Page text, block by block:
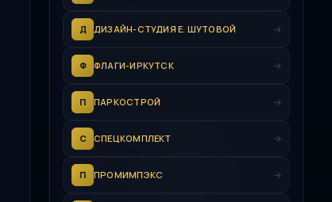
Д ДИЗАЙН-СТУДИЯ Е. ШУТОВОЙ
Ф ФЛАГИ-ИРКУТСК
П ПАРКОСТРОЙ
С СПЕЦКОМПЛЕКТ
П ПРОМИМПЭКС